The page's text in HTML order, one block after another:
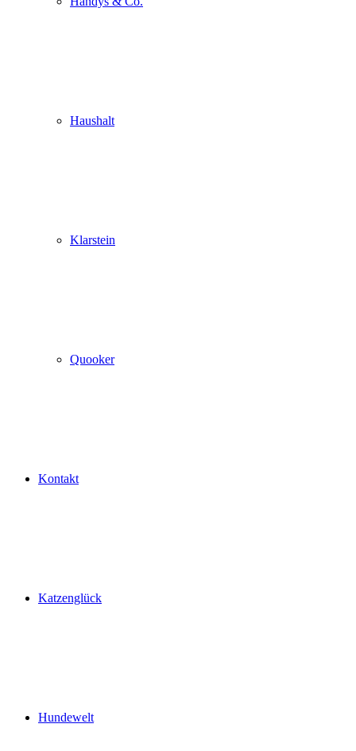
Haushalt
Klarstein
Quooker
Kontakt
Katzenglück
Hundewelt